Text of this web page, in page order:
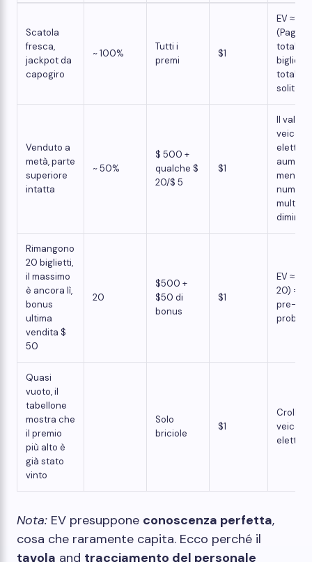
Scatola
fresca,
jackpot da
capogiro
~ 100%
Tutti i
premi
$1
EV ≈
totale ÷
biglietti
totali).
solito <
Venduto a
metà, parte
superiore
intatta
~ 50%
$ 500 +
qualche $
20/$ 5
$1
Il valore
veicoli
elettrici
mentre
numero
multe
Rimangono
20 biglietti,
il massimo
è ancora lì,
bonus
ultima
vendita $
50
20
$500 +
$50 di
bonus
$1
EV ≈
20) =
pre-
Quasi
vuoto, il
tabellone
mostra che
il premio
più alto è
già stato
vinto
Solo
briciole
$1
Crolli di
veicoli
elettrici
Nota: EV presuppone conoscenza perfetta,
cosa che raramente capita. Ecco perché il
tavola and tracciamento del personale